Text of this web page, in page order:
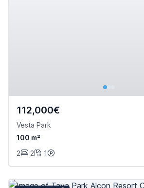
112,000€
Vesta Park
100 m²
2
2 1